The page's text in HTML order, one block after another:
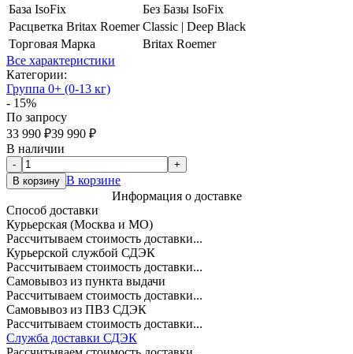
База IsoFix
Без Базы IsoFix
Расцветка Britax Roemer Classic | Deep Black
Торговая Марка
Britax Roemer
Все характеристики
Категории:
Группа 0+ (0-13 кг)
- 15%
По запросу
33 990 ₽39 990 ₽
В наличии
-
+
В корзину В корзине
Информация о доставке
Способ доставки
Курьерская (Москва и МО)
Рассчитываем стоимость доставки...
Курьерской службой СДЭК
Рассчитываем стоимость доставки...
Самовывоз из пункта выдачи
Рассчитываем стоимость доставки...
Самовывоз из ПВЗ СДЭК
Рассчитываем стоимость доставки...
Служба доставки СДЭК